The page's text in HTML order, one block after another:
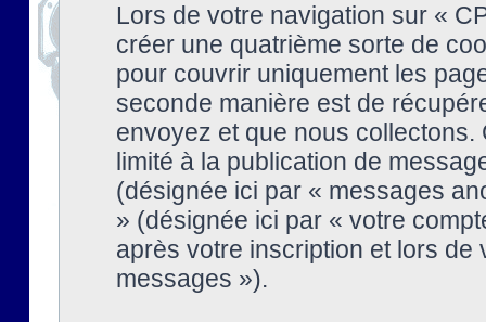
Lors de votre navigation sur «
créer une quatrième sorte de
pour couvrir uniquement les
seconde manière est de
envoyez et que nous collectons.
limité à la publication de
(désignée ici par « messages
» (désignée ici par « votre
après votre inscription et lors
messages »).